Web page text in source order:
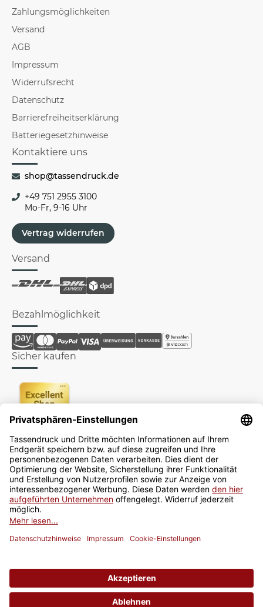
Zahlungsmöglichkeiten
Versand
AGB
Impressum
Widerrufsrecht
Datenschutz
Barrierefreiheitserklärung
Batteriegesetzhinweise
Kontaktiere uns
shop@tassendruck.de
+49 751 2955 3100
Mo-Fr, 9-16 Uhr
Vertrag widerrufen
Versand
Bezahlmöglichkeit
Sicher kaufen
Newsletter